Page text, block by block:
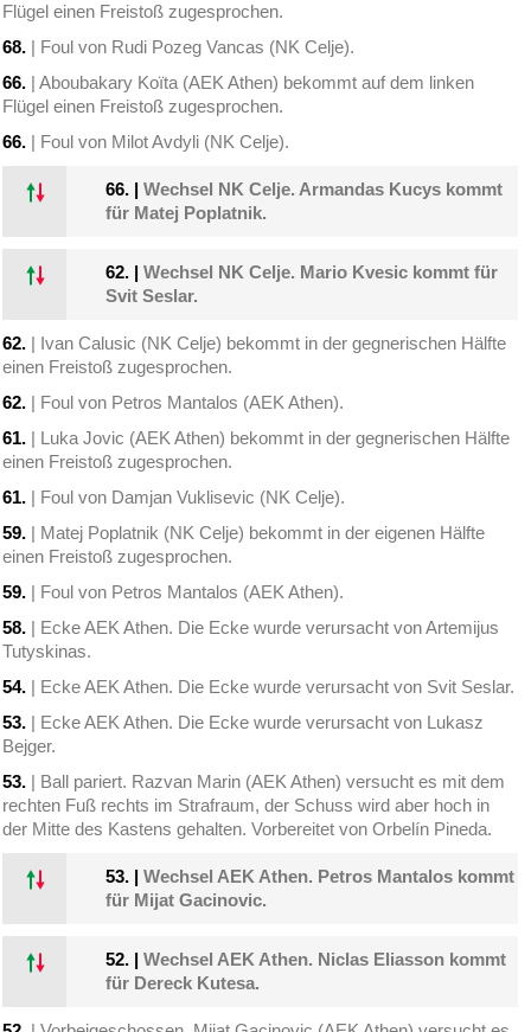
Flügel einen Freistoß zugesprochen.
68. | Foul von Rudi Pozeg Vancas (NK Celje).
66. | Aboubakary Koïta (AEK Athen) bekommt auf dem linken
Flügel einen Freistoß zugesprochen.
66. | Foul von Milot Avdyli (NK Celje).
66. |Wechsel NK Celje. Armandas Kucys kommt
für Matej Poplatnik.
62. |Wechsel NK Celje. Mario Kvesic kommt für
Svit Seslar.
62. | Ivan Calusic (NK Celje) bekommt in der gegnerischen Hälfte
einen Freistoß zugesprochen.
62. | Foul von Petros Mantalos (AEK Athen).
61. | Luka Jovic (AEK Athen) bekommt in der gegnerischen Hälfte
einen Freistoß zugesprochen.
61. | Foul von Damjan Vuklisevic (NK Celje).
59. | Matej Poplatnik (NK Celje) bekommt in der eigenen Hälfte
einen Freistoß zugesprochen.
59. | Foul von Petros Mantalos (AEK Athen).
58. | Ecke AEK Athen. Die Ecke wurde verursacht von Artemijus
Tutyskinas.
54. | Ecke AEK Athen. Die Ecke wurde verursacht von Svit Seslar.
53. | Ecke AEK Athen. Die Ecke wurde verursacht von Lukasz
Bejger.
53. | Ball pariert. Razvan Marin (AEK Athen) versucht es mit dem
rechten Fuß rechts im Strafraum, der Schuss wird aber hoch in
der Mitte des Kastens gehalten. Vorbereitet von Orbelín Pineda.
53. |Wechsel AEK Athen. Petros Mantalos kommt
für Mijat Gacinovic.
52. |Wechsel AEK Athen. Niclas Eliasson kommt
für Dereck Kutesa.